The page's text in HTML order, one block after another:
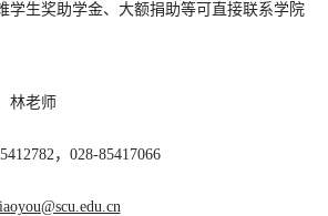
学生奖助学金、大额捐助等可直接联系学院
林老师
，028-85417066